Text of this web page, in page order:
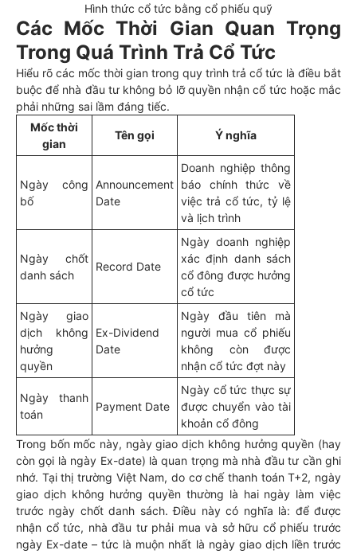
Hình thức cổ tức bằng cổ phiếu quỹ
Các Mốc Thời Gian Quan Trọng
Trong Quá Trình Trả Cổ Tức
Hiểu rõ các mốc thời gian trong quy trình trả cổ tức là điều bắt
buộc để nhà đầu tư không bỏ lỡ quyền nhận cổ tức hoặc mắc
phải những sai lầm đáng tiếc.
Mốc thời
gian
Tên gọi Ý nghĩa
Ngày công
bố
Announcement
Date
Doanh nghiệp thông
báo chính thức về
việc trả cổ tức, tỷ lệ
và lịch trình
Ngày chốt
danh sách
Record Date
Ngày doanh nghiệp
xác định danh sách
cổ đông được hưởng
cổ tức
Ngày giao
dịch không
hưởng
quyền
Ex-Dividend
Date
Ngày đầu tiên mà
người mua cổ phiếu
không còn được
nhận cổ tức đợt này
Ngày thanh
toán
Payment Date
Ngày cổ tức thực sự
được chuyển vào tài
khoản cổ đông
Trong bốn mốc này, ngày giao dịch không hưởng quyền (hay
còn gọi là ngày Ex-date) là quan trọng mà nhà đầu tư cần ghi
nhớ. Tại thị trường Việt Nam, do cơ chế thanh toán T+2, ngày
giao dịch không hưởng quyền thường là hai ngày làm việc
trước ngày chốt danh sách. Điều này có nghĩa là: để được
nhận cổ tức, nhà đầu tư phải mua và sở hữu cổ phiếu trước
ngày Ex-date – tức là muộn nhất là ngày giao dịch liền trước